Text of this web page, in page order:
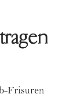
Frisuren